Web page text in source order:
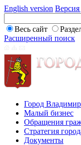
English version
Весь сайт
Расширенный поиск
Город Владимир
Малый бизнес
Обращения
Стратегия
Документы